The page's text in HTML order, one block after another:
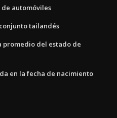
automóviles
tailandés
promedio del estado de
en la fecha de nacimiento